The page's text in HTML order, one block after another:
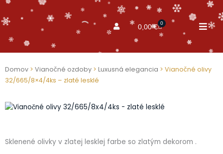
0,00€ 0
Cart
Domov > Vianočné ozdoby > Luxusná elegancia > Vianočné olivy
32/665/8×4/4ks – zlaté lesklé
Sklenené olivky v zlatej lesklej farbe so zlatým dekorom .